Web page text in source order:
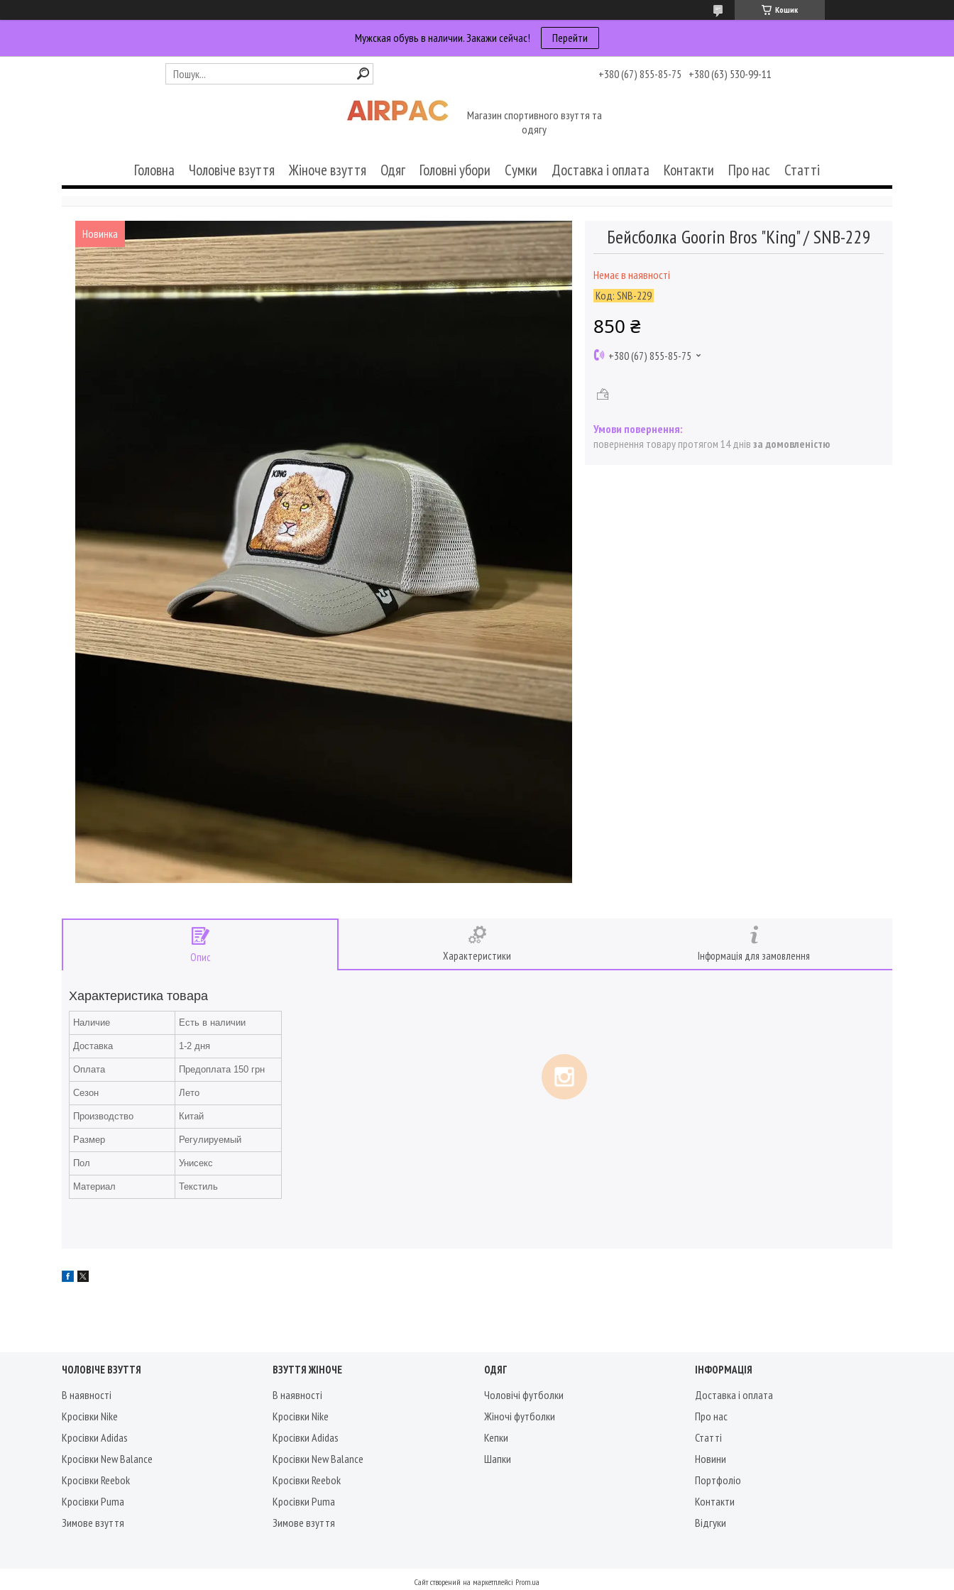
Кошик
Мужская обувь в наличии. Закажи сейчас! Перейти
+380 (67) 855-85-75 +380 (63) 530-99-11
Магазин спортивного взуття та
одягу
Головна Чоловіче взуття Жіноче взуття Одяг Головні убори Сумки Доставка і оплата Контакти Про нас Статті
Новинка Бейсболка Goorin Bros "King" / SNB-229
Немає в наявності
Код: SNB-229
850 ₴
+380 (67) 855-85-75
повернення товару протягом 14 днів за домовленістю
Опис Характеристики Інформація для замовлення
Характеристика товара
Наличие Есть в наличии
Доставка 1-2 дня
Оплата Предоплата 150 грн
Сезон Лето
Производство Китай
Размер Регулируемый
Пол Унисекс
Материал Текстиль
ЧОЛОВІЧЕ ВЗУТТЯ
В наявності
Кросівки Nike
Кросівки Adidas
Кросівки New Balance
Кросівки Reebok
Кросівки Puma
Зимове взуття
ВЗУТТЯ ЖІНОЧЕ
В наявності
Кросівки Nike
Кросівки Adidas
Кросівки New Balance
Кросівки Reebok
Кросівки Puma
Зимове взуття
ОДЯГ
Чоловічі футболки
Жіночі футболки
Кепки
Шапки
ІНФОРМАЦІЯ
Доставка і оплата
Про нас
Статті
Новини
Портфоліо
Контакти
Відгуки
Сайт створений на маркетплейсі Prom.ua